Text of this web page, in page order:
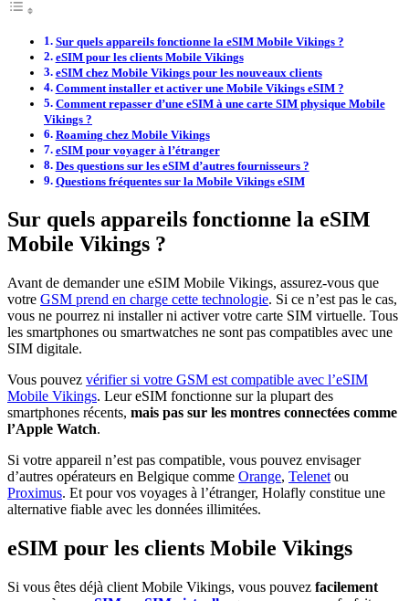
Sur quels appareils fonctionne la eSIM Mobile Vikings ?
eSIM pour les clients Mobile Vikings
eSIM chez Mobile Vikings pour les nouveaux clients
Comment installer et activer une Mobile Vikings eSIM ?
Comment repasser d’une eSIM à une carte SIM physique Mobile
Vikings ?
Roaming chez Mobile Vikings
eSIM pour voyager à l’étranger
Des questions sur les eSIM d’autres fournisseurs ?
Questions fréquentes sur la Mobile Vikings eSIM
Sur quels appareils fonctionne la eSIM
Mobile Vikings ?
Avant de demander une eSIM Mobile Vikings, assurez-vous que
votre GSM prend en charge cette technologie. Si ce n’est pas le cas,
vous ne pourrez ni installer ni activer votre carte SIM virtuelle. Tous
les smartphones ou smartwatches ne sont pas compatibles avec une
SIM digitale.
Vous pouvez vérifier si votre GSM est compatible avec l’eSIM
Mobile Vikings. Leur eSIM fonctionne sur la plupart des
smartphones récents, mais pas sur les montres connectées comme
l’Apple Watch.
Si votre appareil n’est pas compatible, vous pouvez envisager
d’autres opérateurs en Belgique comme Orange, Telenet ou
Proximus. Et pour vos voyages à l’étranger, Holafly constitue une
alternative fiable avec les données illimitées.
eSIM pour les clients Mobile Vikings
Si vous êtes déjà client Mobile Vikings, vous pouvez facilement